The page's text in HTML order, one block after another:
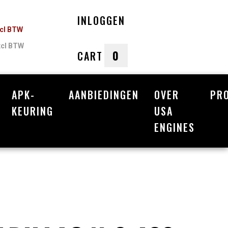
BTW
BTW
INLOGGEN
CART 0
APK-
KEURING
AANBIEDINGEN
OVER
USA
ENGINES